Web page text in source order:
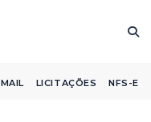
LICITAÇÕES NFS-E